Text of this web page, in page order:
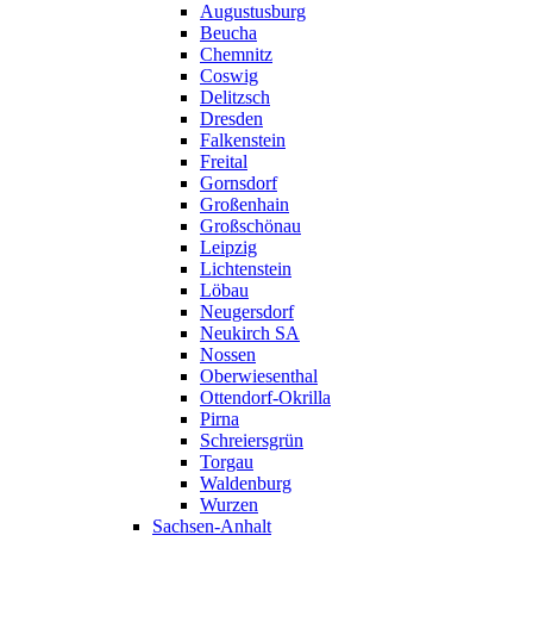
Augustusburg
Beucha
Chemnitz
Coswig
Delitzsch
Dresden
Falkenstein
Freital
Gornsdorf
Großenhain
Großschönau
Leipzig
Lichtenstein
Löbau
Neugersdorf
Neukirch SA
Nossen
Oberwiesenthal
Ottendorf-Okrilla
Pirna
Schreiersgrün
Torgau
Waldenburg
Wurzen
Sachsen-Anhalt